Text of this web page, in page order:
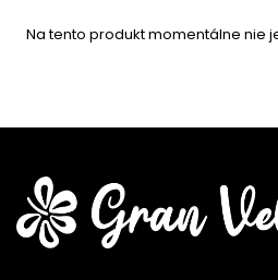
Na tento produkt momentálne nie